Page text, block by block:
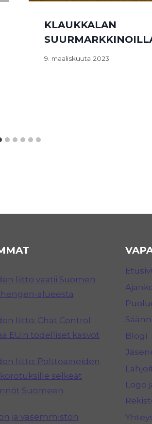
KLAUKKALAN
9. maaliskuuta 2023
liitto vaatii Suomen
alueesta
liitto: Chat Control
EU:n todelliset kasvot
liitto: Polttoaineiden
selkeät
Suomeen
ja vasemmiston
Blogi
Logo